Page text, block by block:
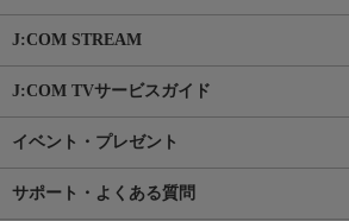
J:COM STREAM
J:COM TVサービスガイド
イベント・プレゼント
サポート・よくある質問